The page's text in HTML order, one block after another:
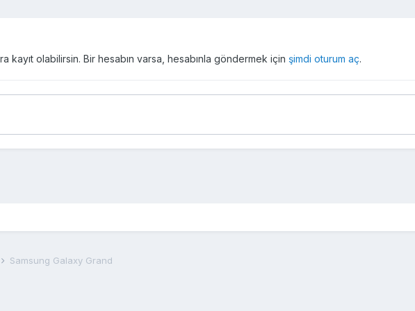
kayıt olabilirsin. Bir hesabın varsa, hesabınla göndermek için şimdi oturum aç.
Samsung Galaxy Grand